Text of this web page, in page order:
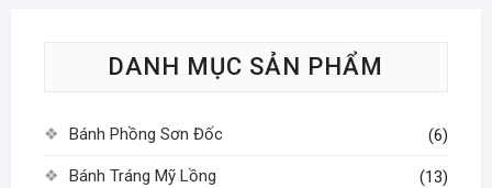
chọn
được
chọn
DANH MỤC SẢN PHẨM
Bánh Phồng Sơn Đốc (6)
Bánh Tráng Mỹ Lồng (13)